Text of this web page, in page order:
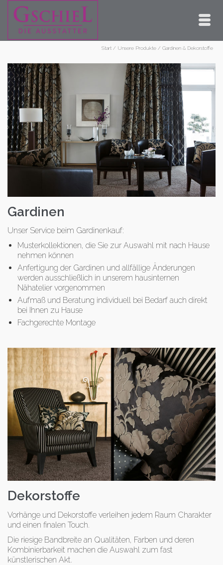
Start / Unsere Produkte / Gardinen & Dekorstoffe
Gardinen
Unser Service beim Gardinenkauf:
Musterkollektionen, die Sie zur Auswahl mit nach Hause
nehmen können
Anfertigung der Gardinen und allfällige Änderungen
werden ausschließlich in unserem hausinternen
Nähatelier vorgenommen
Aufmaß und Beratung individuell bei Bedarf auch direkt
bei Ihnen zu Hause
Fachgerechte Montage
Dekorstoffe
Vorhänge und Dekorstoffe verleihen jedem Raum Charakter
und einen finalen Touch.
Die riesige Bandbreite an Qualitäten, Farben und deren
Kombinierbarkeit machen die Auswahl zum fast
künstlerischen Akt.